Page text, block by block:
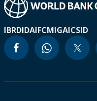
IBRDIDAIFCMIGAICSID